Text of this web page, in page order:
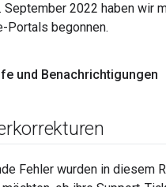
September 2022 haben wir
Portals begonnen.
und Benachrichtigungen
Fehler wurden in diesem